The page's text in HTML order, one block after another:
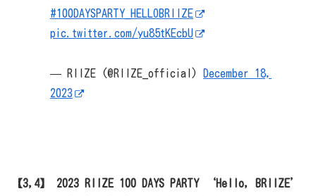
#100DAYSPARTY_HELLOBRIIZE
pic.twitter.com/yu85tKEcbU
— RIIZE (@RIIZE_official)
December 18,
2023
【3,4】 2023 RIIZE 100 DAYS PARTY ‘Hello, BRIIZE’